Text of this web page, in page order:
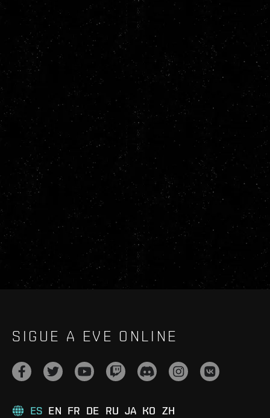
SIGUE A EVE ONLINE
ES EN FR DE RU JA KO ZH